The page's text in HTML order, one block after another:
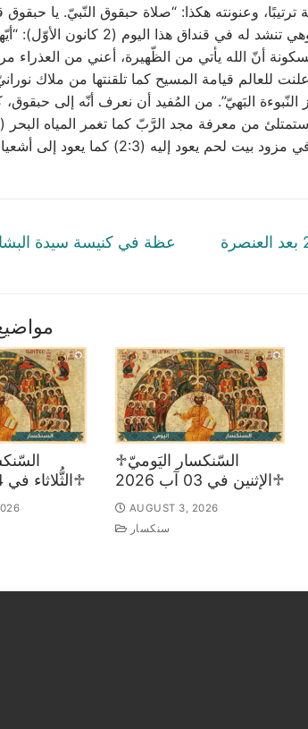
ترتيبًا، وعنونته هكذا: “صلاة حبقوق النّبيّ. يا
الكلمة: المجد لقدرتك يا ربّ”. وهي تنشد له في قنداق
أنّ الله يأتي من الظّهيرة، أعني من
للعالم قيامة المسيح كما تلقنتها من ملاك
البَهيّ”. ‏من المُفيد أن نعرف أنّه إلى حبقوق،
يعود إليه (2:3‏) كما يعود إلى أشعياء (3:1)‏.
عظة في كنيسة سيدة
Next
خدمة السّحرية والقداس 27 بعد العنصرة
♱الثُّلاثاء في 04 آب 2026
♱السّنكسار اليَوميّ
♱الإثنين في 03 آب 2026
AUGUST 3, 2026
سنكسار